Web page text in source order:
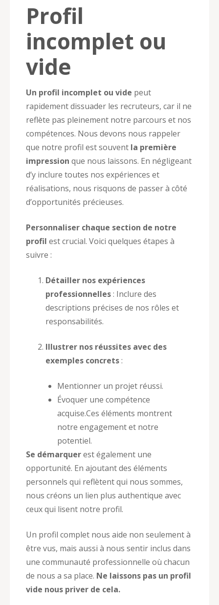
Profil
incomplet ou
vide
Un profil incomplet ou vide peut
rapidement dissuader les recruteurs, car il ne
reflète pas pleinement notre parcours et nos
compétences. Nous devons nous rappeler
que notre profil est souvent la première
impression que nous laissons. En négligeant
d’y inclure toutes nos expériences et
réalisations, nous risquons de passer à côté
d’opportunités précieuses.
Personnaliser chaque section de notre
profil est crucial. Voici quelques étapes à
suivre :
Détailler nos expériences
professionnelles: Inclure des
descriptions précises de nos rôles et
responsabilités.
Illustrer nos réussites avec des
exemples concrets:
Mentionner un projet réussi.
Évoquer une compétence
acquise.Ces éléments montrent
notre engagement et notre
potentiel.
Se démarquerest également une
opportunité. En ajoutant des éléments
personnels qui reflètent qui nous sommes,
nous créons un lien plus authentique avec
ceux qui lisent notre profil.
Un profil complet nous aide non seulement à
être vus, mais aussi à nous sentir inclus dans
une communauté professionnelle où chacun
de nous a sa place. Ne laissons pas un profil
vide nous priver de cela.